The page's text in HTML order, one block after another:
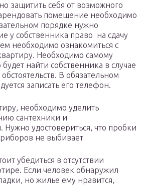
защитить себя от возможного
помещение необходимо
порядке нужно
у собственника право на сдачу
необходимо ознакомиться с
Необходимо самому
найти собственника в случае
В обязательном
записать его телефон.
необходимо уделить
сантехники и
Нужно удостовериться, что пробки
не выбивает
убедиться в отсутствии
Если человек обнаружил
но жилье ему нравится,